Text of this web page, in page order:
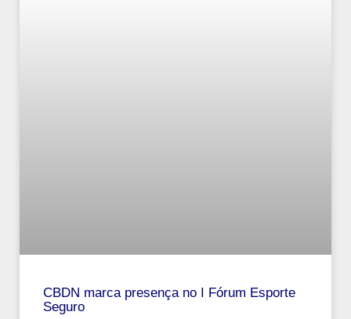
CBDN marca presença no I Fórum Esporte
Seguro